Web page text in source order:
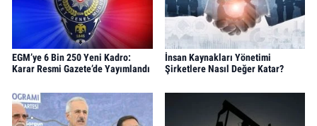
EGM’ye 6 Bin 250 Yeni Kadro:
Karar Resmi Gazete’de Yayımlandı
İnsan Kaynakları Yönetimi
Şirketlere Nasıl Değer Katar?